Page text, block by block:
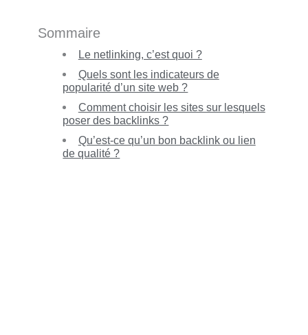
Sommaire
Le netlinking, c’est quoi ?
Quels sont les indicateurs de
popularité d’un site web ?
Comment choisir les sites sur lesquels
poser des backlinks ?
Qu’est-ce qu’un bon backlink ou lien
de qualité ?